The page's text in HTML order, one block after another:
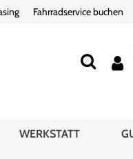
Fahrradservice buchen
WERKSTATT